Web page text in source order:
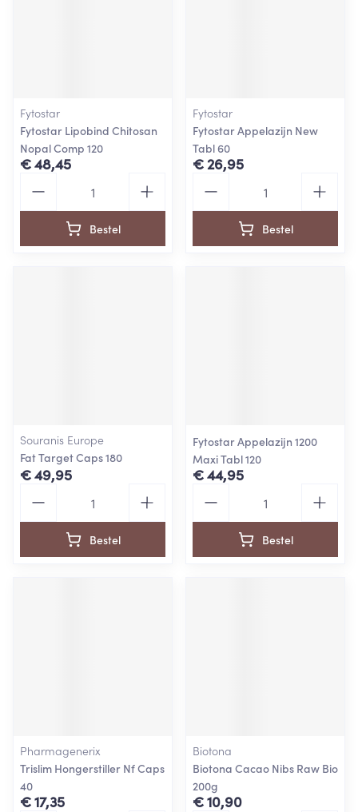
Fytostar
Fytostar Lipobind Chitosan
Nopal Comp 120
€ 48,45
Bestel
Fytostar
Fytostar Appelazijn New
Tabl 60
€ 26,95
Bestel
Souranis Europe
Fat Target Caps 180
€ 49,95
Bestel
Fytostar Appelazijn 1200
Maxi Tabl 120
€ 44,95
Bestel
Pharmagenerix
Trislim Hongerstiller Nf Caps
40
€ 17,35
Biotona
Biotona Cacao Nibs Raw Bio
200g
€ 10,90